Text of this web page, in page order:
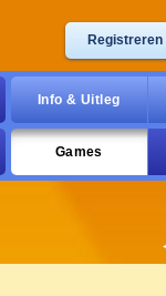
Registreren
Info & Uitleg
Games